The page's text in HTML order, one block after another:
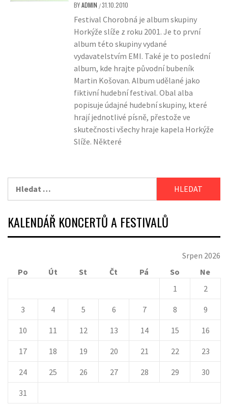
BYADMIN /31.10.2010
Festival Chorobná je album skupiny
Horkýže slíže z roku 2001. Je to první
album této skupiny vydané
vydavatelstvím EMI. Také je to poslední
album, kde hrajte původní bubeník
Martin Košovan. Album udělané jako
fiktivní hudební festival. Obal alba
popisuje údajné hudební skupiny, které
hrají jednotlivé písně, přestože ve
skutečnosti všechy hraje kapela Horkýže
Slíže. Některé
KALENDÁŘ KONCERTŮ A FESTIVALŮ
Srpen 2026
Po
Út St Čt Pá So
Ne
1
2
3 4 5 6 7 8 9
10 11 12 13 14 15 16
17 18 19 20 21 22 23
24 25 26 27 28 29 30
31